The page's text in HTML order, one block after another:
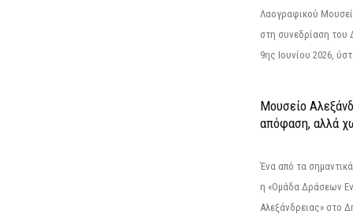
Λαογραφικού
στη συνεδρίαση του
9ης Ιουνίου 2026,
Μουσείο
απόφαση, αλλά
Ένα από τα
η «Ομάδα Δράσεων
Αλεξάνδρειας» στο